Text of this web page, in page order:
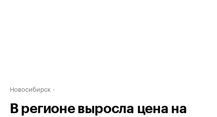
Новосибирск
В регионе выросла цена на